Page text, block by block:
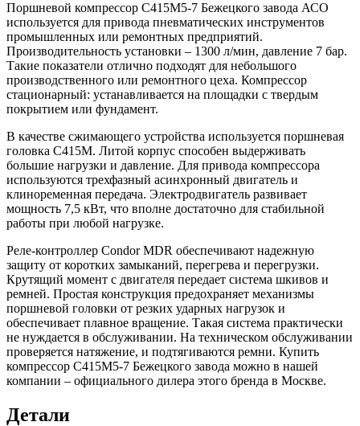
Поршневой компрессор С415М5-7 Бежецкого завода АСО
используется для привода пневматических инструментов
промышленных или ремонтных предприятий.
Производительность установки – 1300 л/мин, давление 7 бар.
Такие показатели отлично подходят для небольшого
производственного или ремонтного цеха. Компрессор
стационарный: устанавливается на площадки с твердым
покрытием или фундамент.
В качестве сжимающего устройства используется поршневая
головка С415М. Литой корпус способен выдерживать
большие нагрузки и давление. Для привода компрессора
используются трехфазный асинхронный двигатель и
клиноременная передача. Электродвигатель развивает
мощность 7,5 кВт, что вполне достаточно для стабильной
работы при любой нагрузке.
Реле-контроллер Condor MDR обеспечивают надежную
защиту от коротких замыканий, перегрева и перегрузки.
Крутящий момент с двигателя передает система шкивов и
ремней. Простая конструкция предохраняет механизмы
поршневой головки от резких ударных нагрузок и
обеспечивает плавное вращение. Такая система практически
не нуждается в обслуживании. На техническом обслуживании
проверяется натяжение, и подтягиваются ремни. Купить
компрессор С415М5-7 Бежецкого завода можно в нашей
компании – официального дилера этого бренда в Москве.
Детали